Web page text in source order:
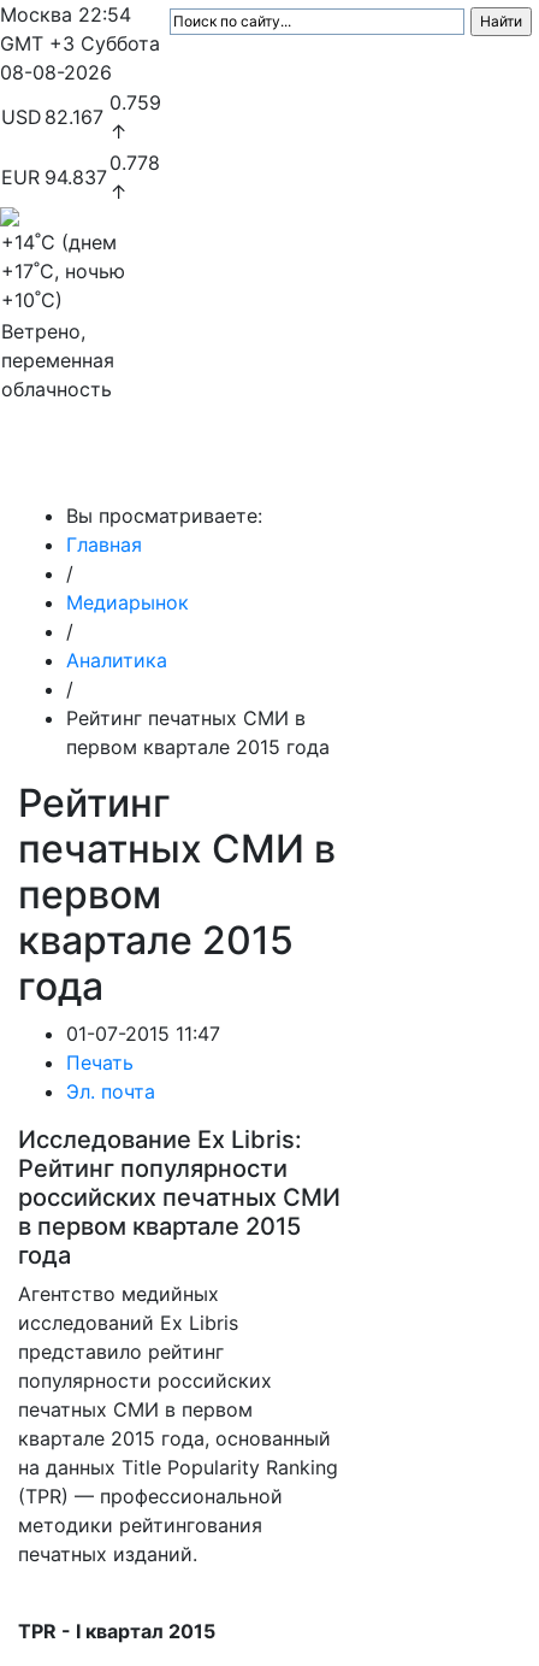
Москва 22:54
GMT +3 Суббота
08-08-2026
USD 82.167
0.759
↑
EUR 94.837
0.778
↑
+14˚C (днем
+17˚C, ночью
+10˚C)
Ветрено,
переменная
облачность
Вы просматриваете:
Главная
/
Медиарынок
/
Аналитика
/
Рейтинг печатных СМИ в
первом квартале 2015 года
Рейтинг
печатных СМИ в
первом
квартале 2015
года
01-07-2015 11:47
Печать
Эл. почта
Исследование Ex Libris:
Рейтинг популярности
российских печатных СМИ
в первом квартале 2015
года
Агентство медийных
исследований Ex Libris
представило рейтинг
популярности российских
печатных СМИ в первом
квартале 2015 года, основанный
на данных Title Popularity Ranking
(TPR) — профессиональной
методики рейтингования
печатных изданий.
TPR - I квартал 2015